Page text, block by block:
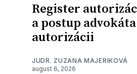
Register
a postup
autorizácii
JUDR. ZUZANA MAJERIKOVÁ
august 6, 2026